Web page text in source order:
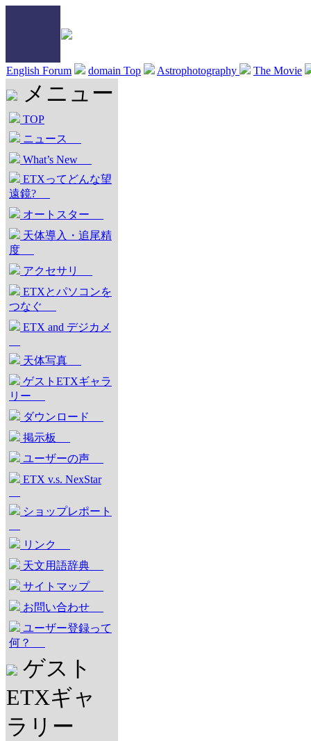
English Forum domain Top Astrophotography The Movie
メニュー
TOP
ニュース
What’s New
ETXってどんな望
遠鏡?
オートスター
天体導入・追尾精
度
アクセサリ
ETXとパソコンを
つなぐ
ETX and デジカメ
天体写真
ゲストETXギャラ
リー
ダウンロード
掲示板
ユーザーの声
ETX v.s. NexStar
ショップレポート
リンク
天文用語辞典
サイトマップ
お問い合わせ
ユーザー登録って
何？
ゲスト
ETXギャ
ラリー